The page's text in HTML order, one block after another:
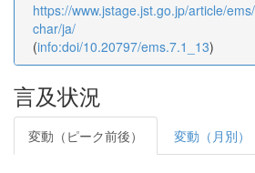
https://www.jstage.jst.go.jp/article/
char/ja/
(info:doi/10.20797/ems.7.1_13)
言及状況
変動（ピーク前後） 変動（月別）